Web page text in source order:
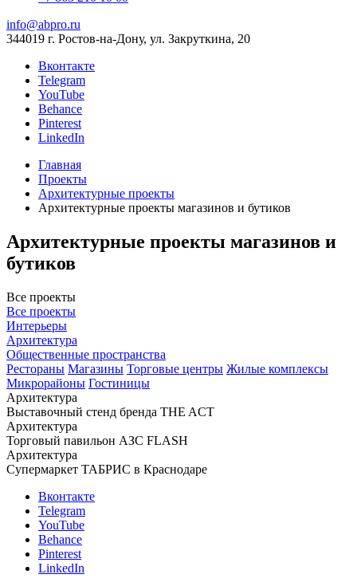
info@abpro.ru
344019 г. Ростов-на-Дону, ул. Закруткина, 20
Вконтакте
Telegram
YouTube
Behance
Pinterest
LinkedIn
Главная
Проекты
Архитектурные проекты
Архитектурные проекты магазинов и бутиков
Архитектурные проекты магазинов и
бутиков
Все проекты
Все проекты
Интерьеры
Архитектура
Общественные пространства
Рестораны Магазины Торговые центры Жилые комплексы
Микрорайоны Гостиницы
Архитектура
Выставочный стенд бренда THE ACT
Архитектура
Торговый павильон АЗС FLASH
Архитектура
Супермаркет ТАБРИС в Краснодаре
Вконтакте
Telegram
YouTube
Behance
Pinterest
LinkedIn